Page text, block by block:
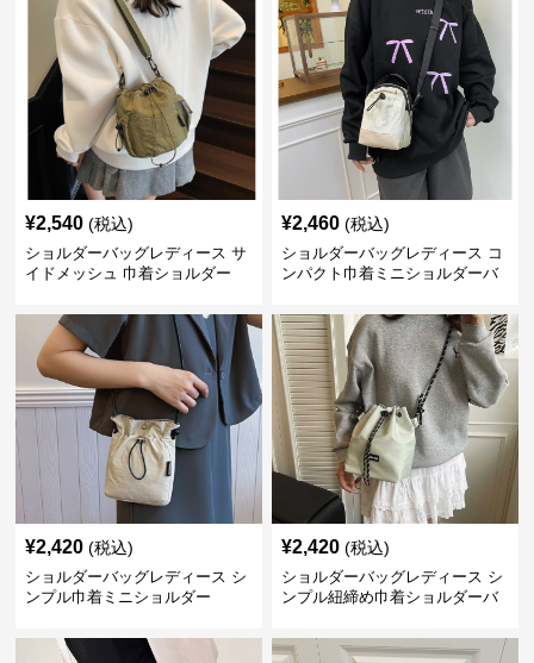
¥2,540 (税込)
ショルダーバッグレディース サ
イドメッシュ 巾着ショルダー
¥2,460 (税込)
ショルダーバッグレディース コ
ンパクト巾着ミニショルダーバ
¥2,420 (税込)
ショルダーバッグレディース シ
ンプル巾着ミニショルダー
¥2,420 (税込)
ショルダーバッグレディース シ
ンプル紐締め巾着ショルダーバ